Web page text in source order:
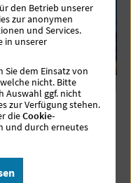
den Betrieb unserer
zur anonymen
und Services.
in unserer
Sie dem Einsatz von
nicht. Bitte
Auswahl ggf. nicht
zur Verfügung stehen.
dieCookie-
und durch erneutes